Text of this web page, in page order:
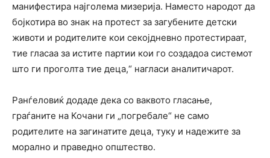
манифестира најголема мизерија. Наместо народот да
бојкотира во знак на протест за загубените детски
животи и родителите кои секојдневно протестираат,
тие гласаа за истите партии кои го создадоа системот
што ги проголта тие деца,“ нагласи аналитичарот.
Ранѓеловиќ додаде дека со ваквото гласање,
граѓаните на Кочани ги „погребале“ не само
родителите на загинатите деца, туку и надежите за
морално и праведно општество.